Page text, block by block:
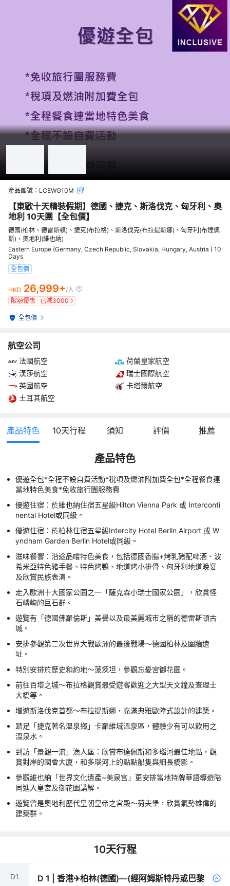
產品團號： LCEWG10M
【東歐十天精裝假期】德國、捷克、斯洛伐克、匈牙利、奧
地利 10天團【全包價】
德國(柏林、德雷斯頓)、捷克(布拉格)、斯洛伐克(布拉提斯娜)、匈牙利(布達佩
斯)、奧地利(維也納)
Eastern Europe (Germany, Czech Republic, Slovakia, Hungary, Austria ) 10
Days
全包價
HKD 26,999+/人
限額優惠
已減3000
全包價
航空公司
法國航空
荷蘭皇家航空
漢莎航空
瑞士國際航空
英國航空
卡塔爾航空
土耳其航空
產品特色 10天行程 須知 評價 推薦
產品特色
優遊全包*全程不設自費活動*稅項及燃油附加費全包*全程餐食連
當地特色美食*免收旅行團服務費
優遊住宿：於維也納住宿五星級Hilton Vienna Park 或 Interconti
nental Hotel或同級。
優遊住宿：於柏林住宿五星級Intercity Hotel Berlin Airport 或 W
yndham Garden Berlin Hotel或同級。
滋味餐饗：沿途品嚐特色美食，包括德國香腸+烤乳豬配啤酒、波
希米亞特色豬手餐、特色烤鴨、地道烤小排骨、匈牙利地道晚宴
及欣賞民族表演。
走入歐洲十大國家公園之一「薩克森小瑞士國家公園」，欣賞怪
石嶙峋的巨石群。
遊覽有「德國佛羅倫斯」美譽以及最美麗城市之稱的德雷斯頓古
城。
安排參觀第二次世界大戰歐洲的最後戰場～德國柏林及圍牆遺
址。
特別安排於歷史和約地～菠茨坦，參觀忘憂宮御花園。
前往百塔之城～布拉格觀賞最受遊客歡迎之大型天文鐘及查理士
大橋等。
增遊斯洛伐克首都～布拉提斯娜，充滿典雅歐陸式設計的建築。
踏足「捷克著名溫泉鄉」卡羅維域溫泉區，體驗少有可以飲用之
溫泉水。
到訪「景觀一流」漁人堡：欣賞布達佩斯和多瑙河最佳地點，觀
賞對岸的國會大廈，和多瑙河上的點點船隻與細長橋影。
參觀維也納「世界文化遺產~美泉宮」更安排當地持牌華語導遊陪
同進入皇宮及御花園講解。
遊覽曾是奧地利歷代皇朝皇帝之宮殿～荷夫堡，欣賞氣勢雄偉的
建築群。
10天行程
D1 D1 |香港✈柏林(德國)—(經阿姆斯特丹或巴黎